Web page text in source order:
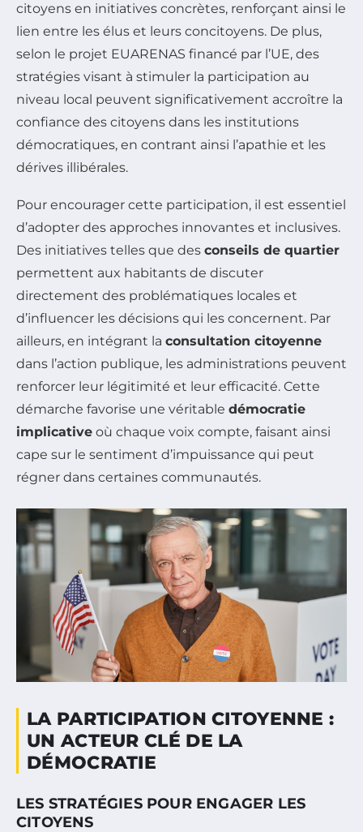
citoyens en initiatives concrètes, renforçant ainsi le
lien entre les élus et leurs concitoyens. De plus,
selon le projet EUARENAS financé par l’UE, des
stratégies visant à stimuler la participation au
niveau local peuvent significativement accroître la
confiance des citoyens dans les institutions
démocratiques, en contrant ainsi l’apathie et les
dérives illibérales.
Pour encourager cette participation, il est essentiel
d’adopter des approches innovantes et inclusives.
Des initiatives telles que des conseils de quartier
permettent aux habitants de discuter
directement des problématiques locales et
d’influencer les décisions qui les concernent. Par
ailleurs, en intégrant la consultation citoyenne
dans l’action publique, les administrations peuvent
renforcer leur légitimité et leur efficacité. Cette
démarche favorise une véritable démocratie
implicative où chaque voix compte, faisant ainsi
cape sur le sentiment d’impuissance qui peut
régner dans certaines communautés.
LA PARTICIPATION CITOYENNE :
UN ACTEUR CLÉ DE LA
DÉMOCRATIE
LES STRATÉGIES POUR ENGAGER LES
CITOYENS